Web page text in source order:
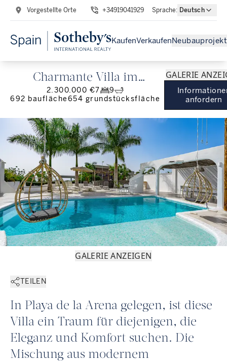
Vorgestellte Orte +34919041929 Sprache: Deutsch
KaufenVerkaufen
Charmante Villa im
mediterranen Stil in Playa
2.300.000 €7
9
692 baufläche654 grundstücksfläche
GALERIE
anfordern
GALERIE ANZEIGEN
TEILEN
In Playa de la Arena gelegen, ist diese
Villa ein Traum für diejenigen, die
Eleganz und Komfort suchen. Die
Mischung aus modernem